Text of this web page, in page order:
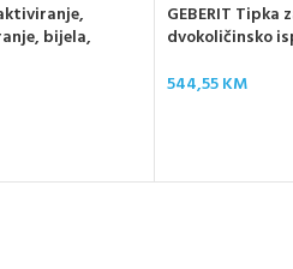
bijela,
GEBERIT
dvokoličinsko
544,55KM